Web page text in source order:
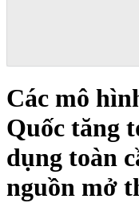
Các mô
Quốc tăng
dụng toàn
nguồn mở